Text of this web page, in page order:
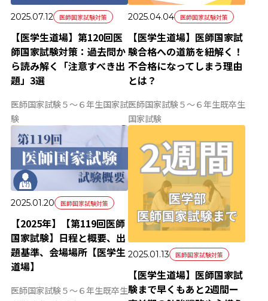
2025.07.12 医師国家試験対策
【医学生道場】第120回医
師国家試験対策：過去問か
ら読み解く「注意すべき出
題」3選
医師国家試験５～６年生国家試
験
2025.04.04 医師国家試験対策
【医学生道場】医師国家試
験合格への道筋を紐解く！
不合格になってしまう理由
とは？
医師国家試験５～６年生既卒生
国家試験
2025.01.20 医師国家試験対策
【2025年】【第119回医師
国家試験】日程と概要、出
題基準、会場場所【医学生
道場】
医師国家試験５～６年生既卒生
2025.01.13 医師国家試験対策
【医学生道場】医師国家試
験まで早くもあと2週間ー